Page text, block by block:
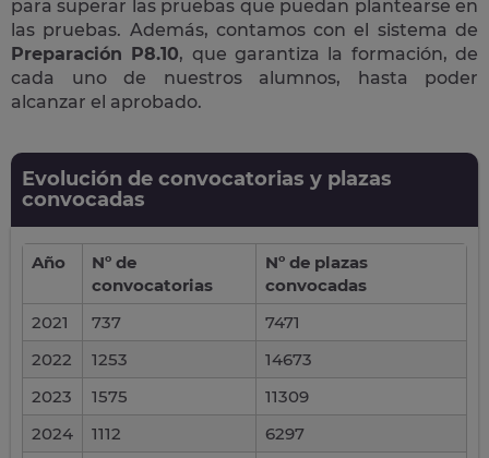
para superar las pruebas que puedan plantearse en
las pruebas. Además, contamos con el sistema de
Preparación P8.10, que garantiza la formación, de
cada uno de nuestros alumnos, hasta poder
alcanzar el aprobado.
Evolución de convocatorias y plazas
convocadas
Año
Nº de
convocatorias
Nº de plazas
convocadas
2021
737
7471
2022
1253
14673
2023
1575
11309
2024
1112
6297